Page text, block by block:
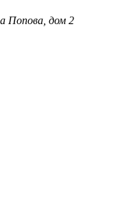
Попова, дом 2